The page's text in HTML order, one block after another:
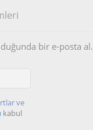
bir e-posta al.
ve
kabul